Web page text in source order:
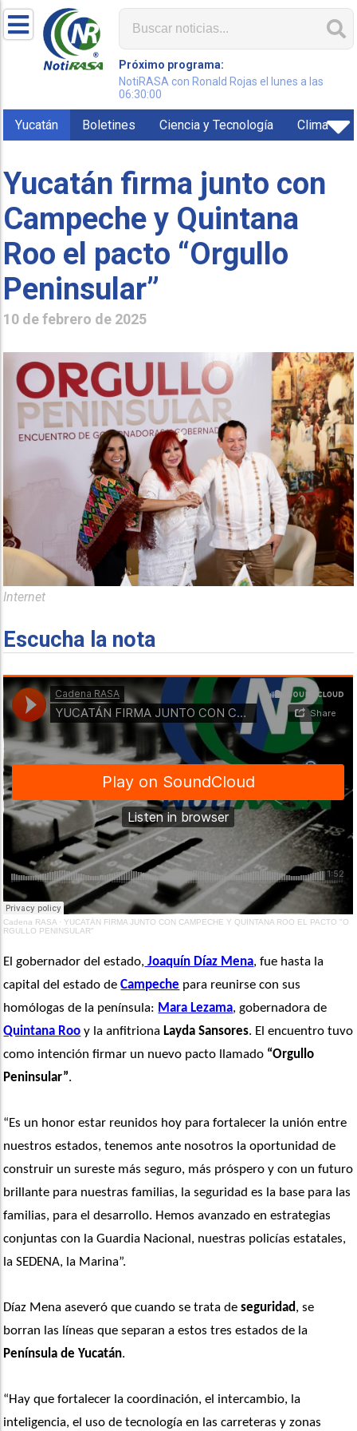
Próximo programa:
NotiRASA con Ronald Rojas el lunes a las
06:30:00
Yucatán Boletines Ciencia y Tecnología Clima
Yucatán firma junto con
Campeche y Quintana
Roo el pacto “Orgullo
Peninsular”
10 de febrero de 2025
Internet
Escucha la nota
Cadena RASA ·YUCATÁN FIRMA JUNTO CON CAMPECHE Y QUINTANA ROO EL PACTO "O
RGULLO PENINSULAR"
El gobernador del estado, Joaquín Díaz Mena, fue hasta la
capital del estado de Campeche para reunirse con sus
homólogas de la península: Mara Lezama
Quintana Roo y la anfitriona Layda Sansores. El encuentro tuvo
como intención firmar un nuevo pacto llamado “Orgullo
Peninsular”.
“Es un honor estar reunidos hoy para fortalecer la unión entre
nuestros estados, tenemos ante nosotros la oportunidad de
construir un sureste más seguro, más próspero y con un futuro
brillante para nuestras familias, la seguridad es la base para las
familias, para el desarrollo. Hemos avanzado en estrategias
conjuntas con la Guardia Nacional, nuestras policías estatales,
la SEDENA, la Marina”.
Díaz Mena aseveró que cuando se trata de seguridad, se
borran las líneas que separan a estos tres estados de la
Península de Yucatán.
“Hay que fortalecer la coordinación, el intercambio, la
inteligencia, el uso de tecnología en las carreteras y zonas